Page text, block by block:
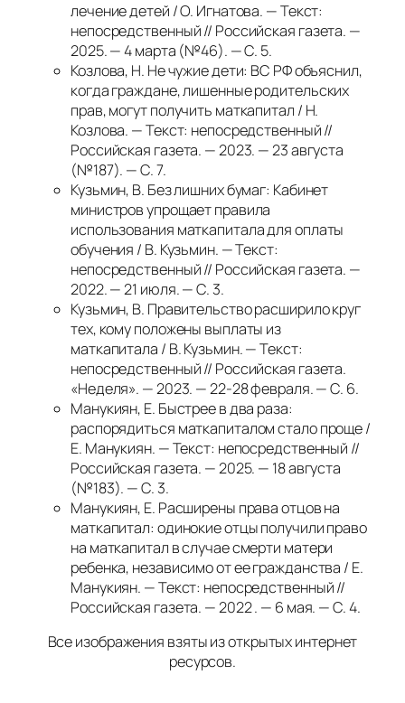
лечение детей / О. Игнатова. — Текст:
непосредственный // Российская газета. —
2025. — 4 марта (№46). — С. 5.
Козлова, Н. Не чужие дети: ВС РФ объяснил,
когда граждане, лишенные родительских
прав, могут получить маткапитал / Н.
Козлова. — Текст: непосредственный //
Российская газета. — 2023. — 23 августа
(№187). — С. 7.
Кузьмин, В. Без лишних бумаг: Кабинет
министров упрощает правила
использования маткапитала для оплаты
обучения / В. Кузьмин. — Текст:
непосредственный // Российская газета. —
2022. — 21 июля. — С. 3.
Кузьмин, В. Правительство расширило круг
тех, кому положены выплаты из
маткапитала / В. Кузьмин. — Текст:
непосредственный // Российская газета.
«Неделя». — 2023. — 22-28 февраля. — С. 6.
Манукиян, Е. Быстрее в два раза:
распорядиться маткапиталом стало проще /
Е. Манукиян. — Текст: непосредственный //
Российская газета. — 2025. — 18 августа
(№183). — С. 3.
Манукиян, Е. Расширены права отцов на
маткапитал: одинокие отцы получили право
на маткапитал в случае смерти матери
ребенка, независимо от ее гражданства / Е.
Манукиян. — Текст: непосредственный //
Российская газета. — 2022 . — 6 мая. — С. 4.
Все изображения взяты из открытых интернет
ресурсов.